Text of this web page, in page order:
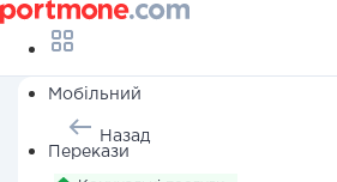
Мобільний
Перекази
Назад